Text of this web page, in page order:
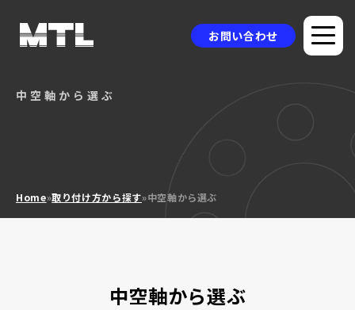
お問い合わせ
企業情報
中空軸から選ぶ
Home»取り付け方から探す»中空軸から選ぶ
中空軸から選ぶ